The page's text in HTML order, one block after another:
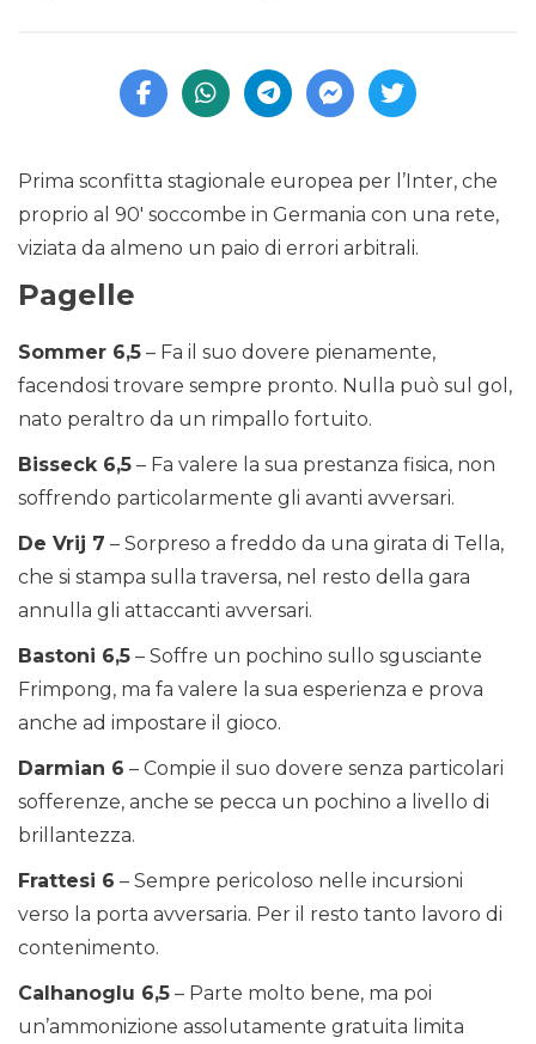
Prima sconfitta stagionale europea per l’Inter, che
proprio al 90′ soccombe in Germania con una rete,
viziata da almeno un paio di errori arbitrali.
Pagelle
Sommer 6,5 – Fa il suo dovere pienamente,
facendosi trovare sempre pronto. Nulla può sul gol,
nato peraltro da un rimpallo fortuito.
Bisseck 6,5 – Fa valere la sua prestanza fisica, non
soffrendo particolarmente gli avanti avversari.
De Vrij 7 – Sorpreso a freddo da una girata di Tella,
che si stampa sulla traversa, nel resto della gara
annulla gli attaccanti avversari.
Bastoni 6,5 – Soffre un pochino sullo sgusciante
Frimpong, ma fa valere la sua esperienza e prova
anche ad impostare il gioco.
Darmian 6 – Compie il suo dovere senza particolari
sofferenze, anche se pecca un pochino a livello di
brillantezza.
Frattesi 6 – Sempre pericoloso nelle incursioni
verso la porta avversaria. Per il resto tanto lavoro di
contenimento.
Calhanoglu 6,5 – Parte molto bene, ma poi
un’ammonizione assolutamente gratuita limita